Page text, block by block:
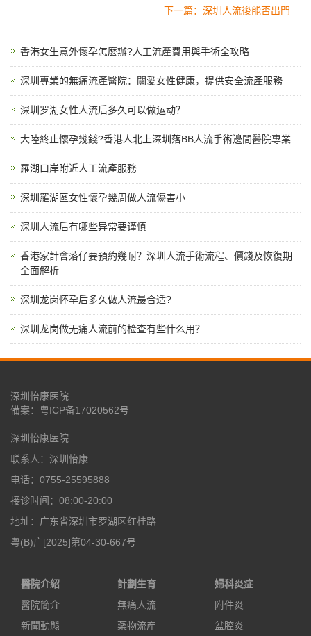
下一篇：深圳人流後能否出門
香港女生意外懷孕怎麼辦?人工流產費用與手術全攻略
深圳專業的無痛流產醫院：關愛女性健康，提供安全流產服務
深圳罗湖女性人流后多久可以做运动？
大陸終止懷孕幾錢?香港人北上深圳落BB人流手術邊間醫院專業
羅湖口岸附近人工流產服務
深圳羅湖區女性懷孕幾周做人流傷害小
深圳人流后有哪些异常要谨慎
香港家計會落仔要預約幾耐？深圳人流手術流程、價錢及恢復期
全面解析
深圳龙岗怀孕后多久做人流最合适?
深圳龙岗做无痛人流前的检查有些什么用？
深圳怡康医院
備案： 粤ICP备17020562号
深圳怡康医院
联系人：深圳怡康
电话：0755-25595888
接诊时间：08:00-20:00
地址：广东省深圳市罗湖区红桂路
粤(B)广[2025]第04-30-667号
醫院介紹
醫院簡介
新聞動態
計劃生育
無痛人流
藥物流産
婦科炎症
附件炎
盆腔炎